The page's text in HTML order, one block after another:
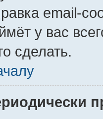
email-
у вас
сделать.